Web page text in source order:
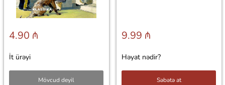
4.90 ₼
İt ürəyi
Mövcud deyil
9.99 ₼
Həyat nədir?
Səbətə at